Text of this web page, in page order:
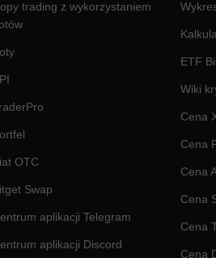
trading z wykorzystaniem
OTC
Swap
aplikacji Telegram
aplikacji Discord
ETF
Wiki
Cena
Cena
Cena
Cena
Cena
Cena